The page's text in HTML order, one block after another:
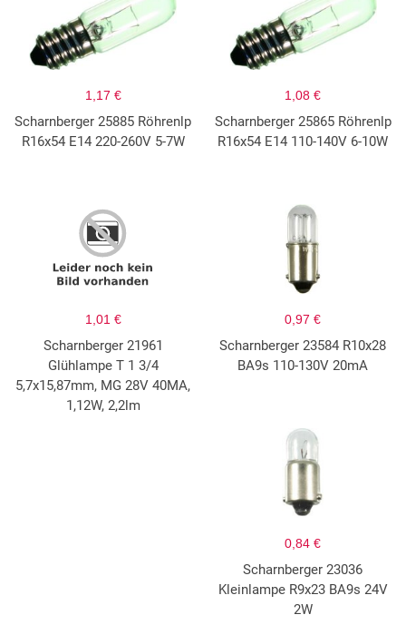
1,17 €
Scharnberger 25885 Röhrenlp
R16x54 E14 220-260V 5-7W
1,08 €
Scharnberger 25865 Röhrenlp
R16x54 E14 110-140V 6-10W
1,01 €
Scharnberger 21961
Glühlampe T 1 3/4
5,7x15,87mm, MG 28V 40MA,
1,12W, 2,2lm
0,97 €
Scharnberger 23584 R10x28
BA9s 110-130V 20mA
0,84 €
Scharnberger 23036
Kleinlampe R9x23 BA9s 24V
2W